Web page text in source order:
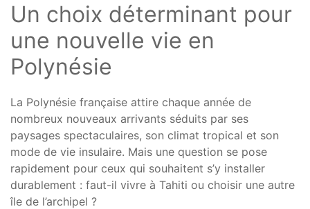
Un choix déterminant pour
une nouvelle vie en
Polynésie
La Polynésie française attire chaque année de
nombreux nouveaux arrivants séduits par ses
paysages spectaculaires, son climat tropical et son
mode de vie insulaire. Mais une question se pose
rapidement pour ceux qui souhaitent s’y installer
durablement : faut-il vivre à Tahiti ou choisir une autre
île de l’archipel ?